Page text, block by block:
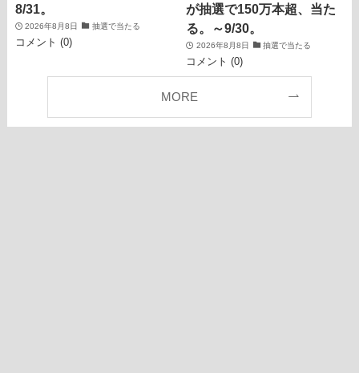
8/31。
2026年8月8日 抽選で当たる
コメント (0)
が抽選で150万本超、当た
る。～9/30。
2026年8月8日 抽選で当たる
コメント (0)
MORE